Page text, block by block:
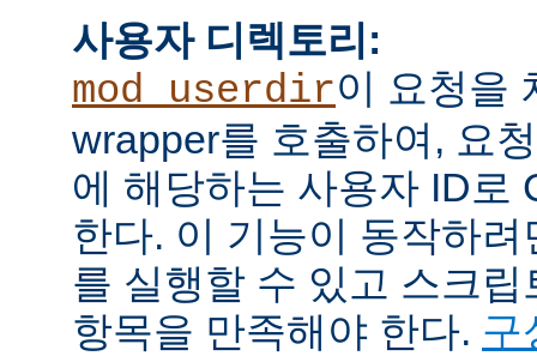
사용자 디렉토리:
mod_userdir이 요청을
wrapper를 호출하여, 요
에 해당하는 사용자 ID로
한다. 이 기능이 동작하
를 실행할 수 있고 스크
항목을 만족해야 한다. 구